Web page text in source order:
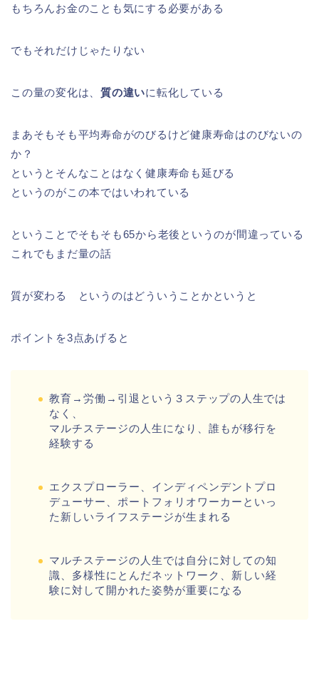
もちろんお金のことも気にする必要がある
でもそれだけじゃたりない
この量の変化は、質の違いに転化している
まあそもそも平均寿命がのびるけど健康寿命はのびないの
か？
というとそんなことはなく健康寿命も延びる
というのがこの本ではいわれている
ということでそもそも65から老後というのが間違っている
これでもまだ量の話
質が変わる というのはどういうことかというと
ポイントを3点あげると
教育→労働→引退 という３ステップの人生では
なく、
マルチステージの人生になり、誰もが移行を
経験する
エクスプローラー、インディペンデントプロ
デューサー、ポートフォリオワーカーといっ
た新しいライフステージが生まれる
マルチステージの人生では自分に対しての知
識、多様性にとんだネットワーク、新しい経
験に対して開かれた姿勢が重要になる